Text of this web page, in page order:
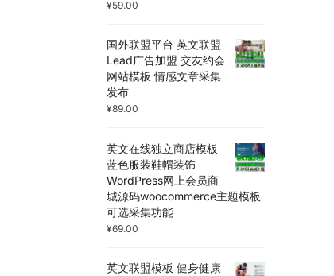
¥59.00
国外联盟平台 英文联盟
Lead广告加盟 交友约会
网站模板 情感文章采集
发布
¥89.00
英文在线独立商店模板
蓝色服装鞋帽装饰
WordPress网上会员商
城源码woocommerce主题模板
可选采集功能
¥69.00
英文联盟模板 健身健康